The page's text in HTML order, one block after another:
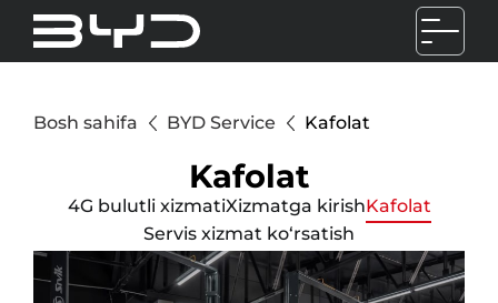
Bosh sahifa BYD Service Kafolat
Kafolat
4G bulutli xizmatiXizmatga kirishKafolat
Servis xizmat ko‘rsatish